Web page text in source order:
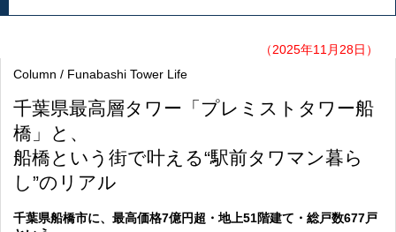
（2025年11月28日）
Column / Funabashi Tower Life
千葉県最高層タワー「プレミストタワー船
橋」と、
船橋という街で叶える“駅前タワマン暮ら
し”のリアル
千葉県船橋市に、最高価格7億円超・地上51階建て・総戸数677戸